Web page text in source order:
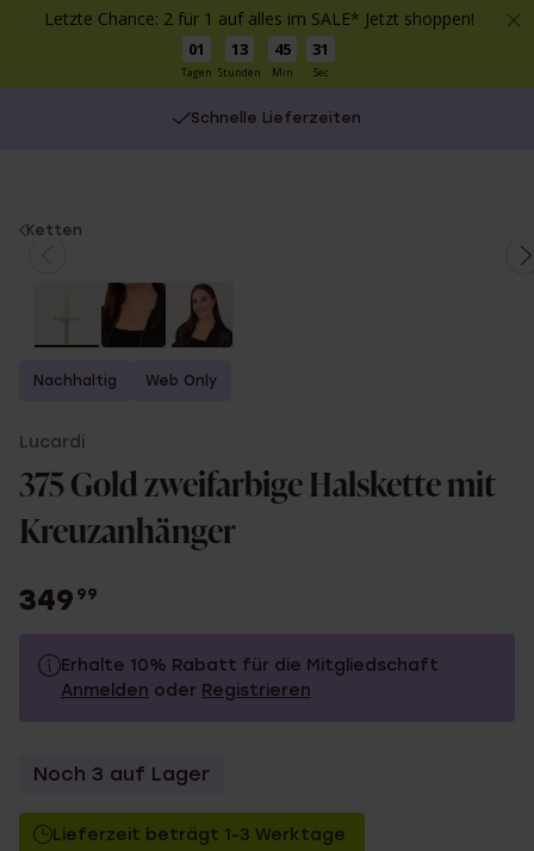
Letzte Chance: 2 für 1 auf alles im SALE* Jetzt shoppen!
01
Tagen
13
Stunden
45
Min
31
Sec
Schnelle Lieferzeiten
You
Ketten
Nachhaltig Web Only
Lucardi
375 Gold zweifarbige Halskette mit
Kreuzanhänger
349 99
Erhalte 10% Rabatt für die Mitgliedschaft
Anmelden oder Registrieren
Mit Mitgliederrabatt
Noch 3 auf Lager
Lieferzeit beträgt 1-3 Werktage